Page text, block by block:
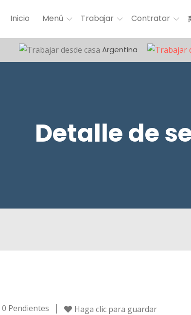
Inicio Menú Trabajar Contratar
Argentina
Detalle de
0 Pendientes Haga clic para guardar